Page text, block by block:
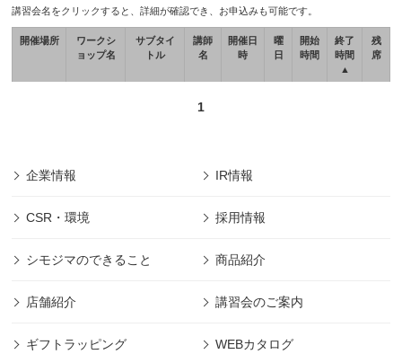
講習会名をクリックすると、詳細が確認でき、お申込みも可能です。
開催場所
ワークシ
ョップ名
サブタイ
トル
講師
名
開催日
時
曜
日
開始
時間
終了
時間
▲
残
席
1
企業情報 IR情報
CSR・環境 採用情報
シモジマのできること 商品紹介
店舗紹介 講習会のご案内
ギフトラッピング WEBカタログ